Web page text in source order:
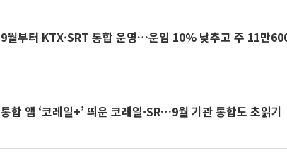
9월부터 KTX·SRT 통합 운영…운임 10% 낮추고 주 11만
통합 앱 ‘코레일+’ 띄운 코레일·SR…9월 기관 통합도 초읽기